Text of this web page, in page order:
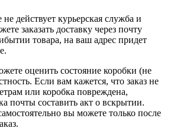
действует курьерская служба и
заказать доставку через почту
товара, на ваш адрес придет
оценить состояние коробки (не
Если вам кажется, что заказ не
или коробка повреждена,
почты составить акт о вскрытии.
вы можете только после